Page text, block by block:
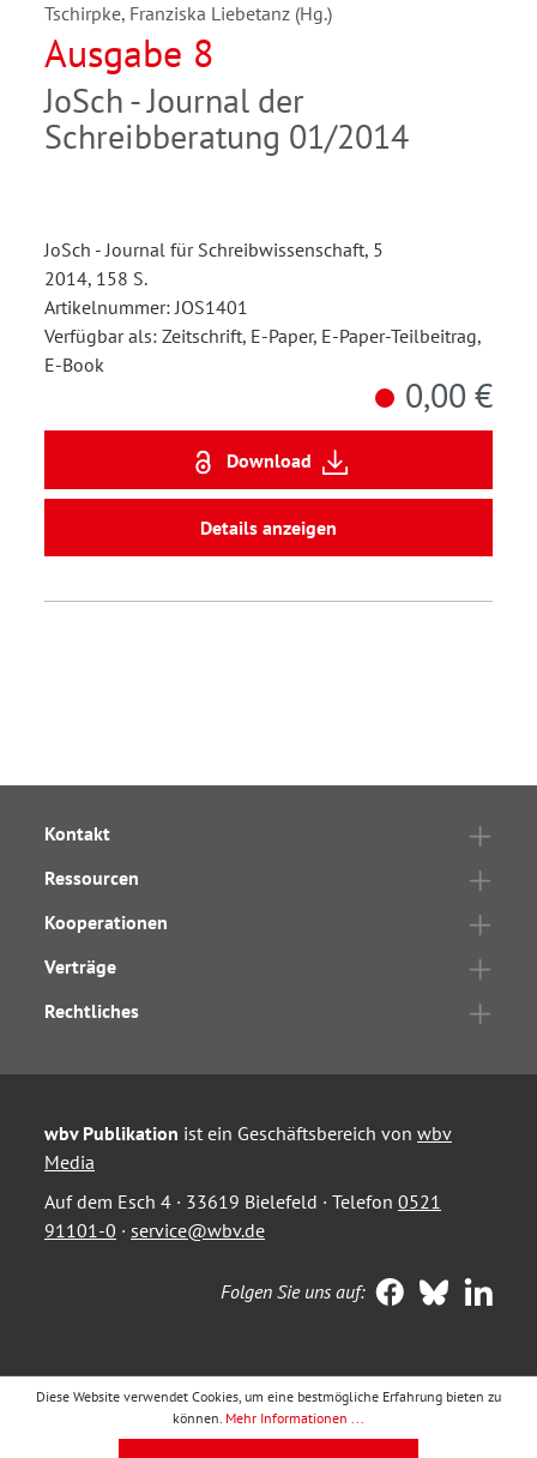
Tschirpke, Franziska Liebetanz (Hg.)
Ausgabe 8
JoSch - Journal der
Schreibberatung 01/2014
JoSch - Journal für Schreibwissenschaft, 5
2014, 158 S.
Artikelnummer: JOS1401
Verfügbar als: Zeitschrift, E-Paper, E-Paper-Teilbeitrag,
E-Book
0,00 €
Download
Details anzeigen
Kontakt
Ressourcen
Kooperationen
Verträge
Rechtliches
wbv Publikation ist ein Geschäftsbereich von wbv
Media
Auf dem Esch 4 · 33619 Bielefeld · Telefon 0521
91101-0 · service@wbv.de
Folgen Sie uns auf:
Diese Website verwendet Cookies, um eine bestmögliche Erfahrung bieten zu
können. Mehr Informationen ...